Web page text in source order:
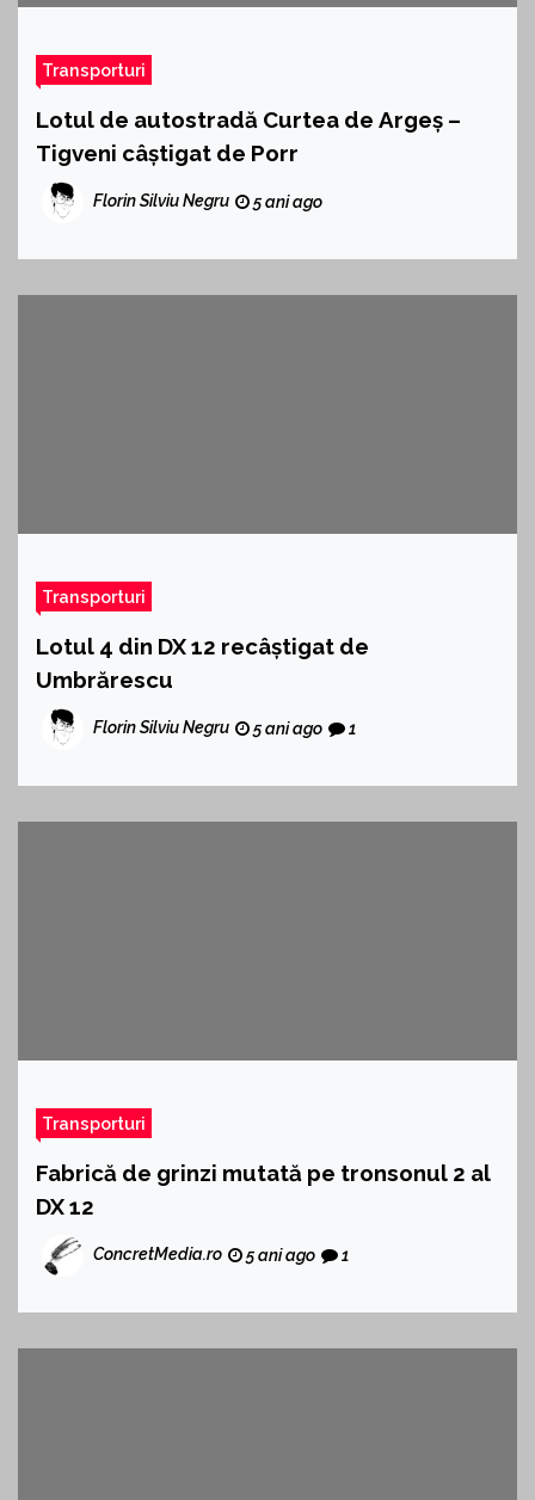
Transporturi
Lotul de autostradă Curtea de Argeș –
Tigveni câștigat de Porr
Florin Silviu Negru 5 ani ago
Transporturi
Lotul 4 din DX 12 recâștigat de
Umbrărescu
Florin Silviu Negru 5 ani ago 1
Transporturi
Fabrică de grinzi mutată pe tronsonul 2 al
DX 12
ConcretMedia.ro 5 ani ago 1